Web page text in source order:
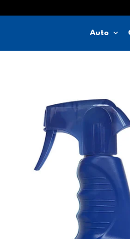
Auto keyboard_arrow_down